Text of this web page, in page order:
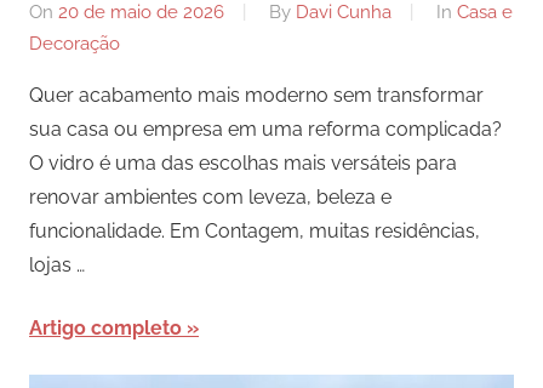
On 20 de maio de 2026 By Davi Cunha In Casa e
Decoração
Quer acabamento mais moderno sem transformar
sua casa ou empresa em uma reforma complicada?
O vidro é uma das escolhas mais versáteis para
renovar ambientes com leveza, beleza e
funcionalidade. Em Contagem, muitas residências,
lojas …
Artigo completo